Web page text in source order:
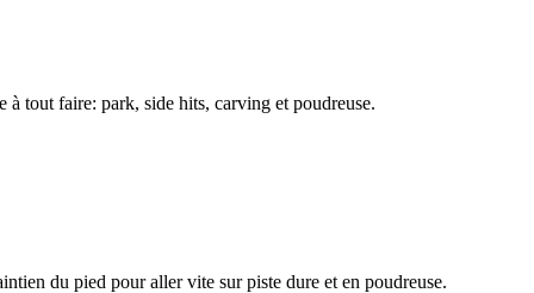
tout faire: park, side hits, carving et poudreuse.
du pied pour aller vite sur piste dure et en poudreuse.